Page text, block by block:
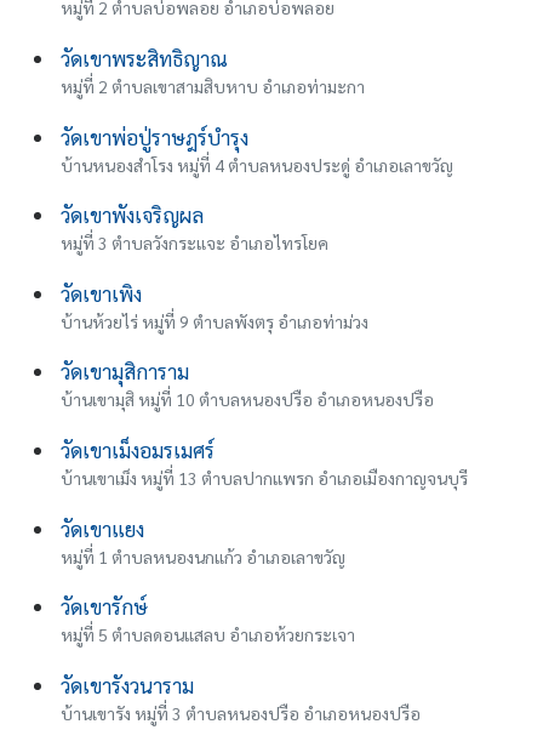
หมู่ที่ 2 ตำบลบ่อพลอย อำเภอบ่อพลอย
วัดเขาพระสิทธิญาณ
หมู่ที่ 2 ตำบลเขาสามสิบหาบ อำเภอท่ามะกา
วัดเขาพ่อปู่ราษฎร์บำรุง
บ้านหนองสำโรง หมู่ที่ 4 ตำบลหนองประดู่ อำเภอเลาขวัญ
วัดเขาพังเจริญผล
หมู่ที่ 3 ตำบลวังกระแจะ อำเภอไทรโยค
วัดเขาเพิง
บ้านห้วยไร่ หมู่ที่ 9 ตำบลพังตรุ อำเภอท่าม่วง
วัดเขามุสิการาม
บ้านเขามุสิ หมู่ที่ 10 ตำบลหนองปรือ อำเภอหนองปรือ
วัดเขาเม็งอมรเมศร์
บ้านเขาเม็ง หมู่ที่ 13 ตำบลปากแพรก อำเภอเมืองกาญจนบุรี
วัดเขาแยง
หมู่ที่ 1 ตำบลหนองนกแก้ว อำเภอเลาขวัญ
วัดเขารักษ์
หมู่ที่ 5 ตำบลดอนแสลบ อำเภอห้วยกระเจา
วัดเขารังวนาราม
บ้านเขารัง หมู่ที่ 3 ตำบลหนองปรือ อำเภอหนองปรือ